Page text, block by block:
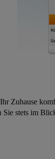
Zuhause
stets im